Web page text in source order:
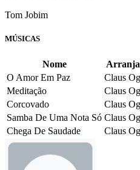
Tom Jobim
MÚSICAS
Nome
O Amor Em Paz
Claus
Meditação
Claus
Corcovado
Claus
Samba De Uma Nota Só Claus
Chega De Saudade
Claus